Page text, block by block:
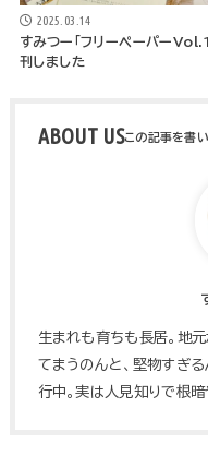
2025.03.14
すみつー「フリーペーパー
刊しました
ABOUT US
生まれも育ちも長居。地
てまうのんと、堅物すぎる
行中。実は人見知りで根